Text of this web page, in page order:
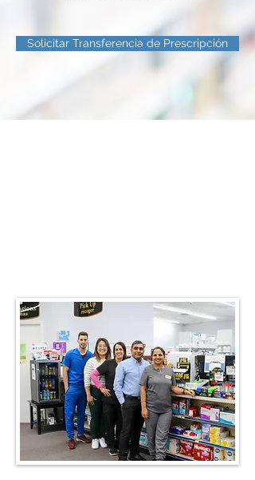
Solicitar Transferencia de Prescripción